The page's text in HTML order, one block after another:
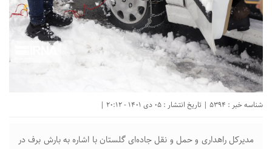
شناسه خبر : 5394 | تاریخ انتشار : 05 دی 1401 - 20:12 |
مدیرکل راهداری و حمل و نقل جاده‌ای گلستان با اشاره به بارش برف در